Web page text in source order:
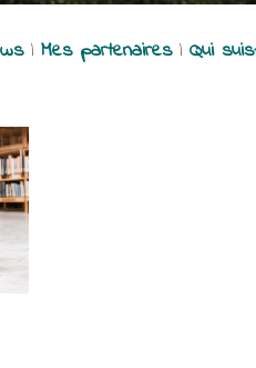
| Mes partenaires| Qui